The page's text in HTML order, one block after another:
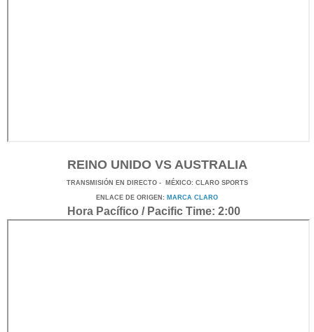
REINO UNIDO VS AUSTRALIA
TRANSMISIÓN EN DI RECTO - MÉXICO: CLARO SPORTS
ENLACE DE ORIGEN: MARCA CLARO
Hora Pacífico / Pacific Time: 2:00